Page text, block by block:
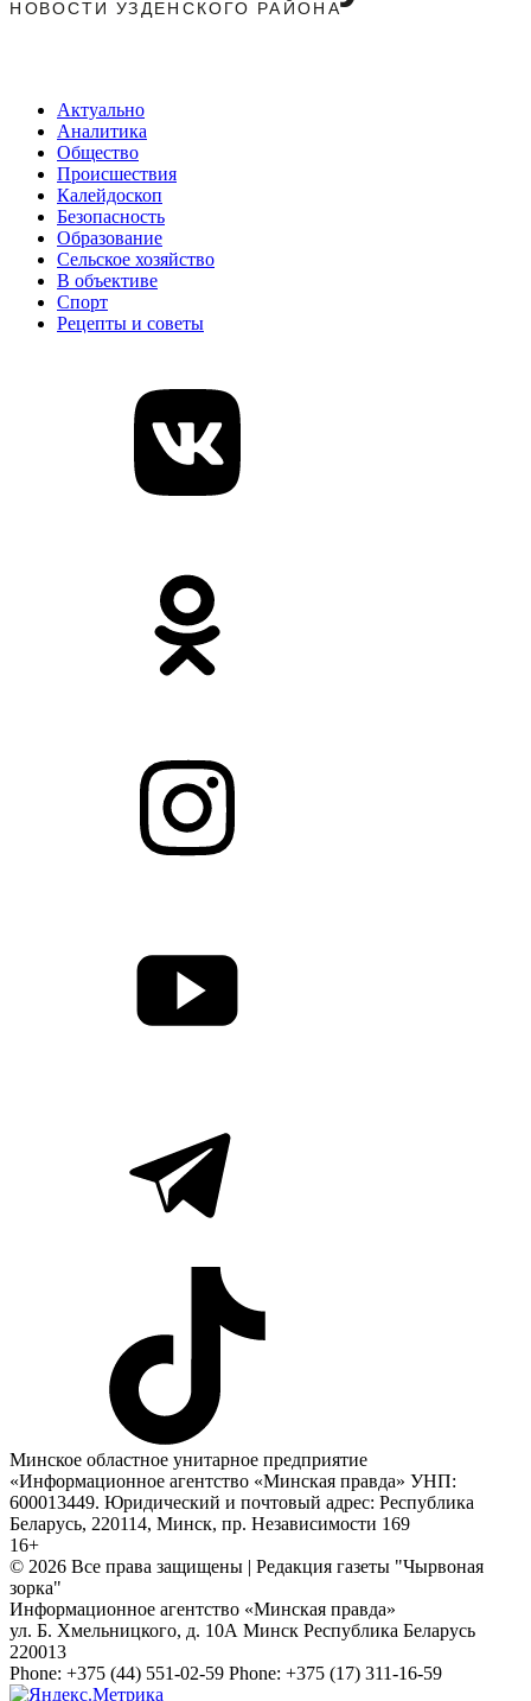
Актуально
Аналитика
Общество
Происшествия
Калейдоскоп
Безопасность
Образование
Сельское хозяйство
В объективе
Спорт
Рецепты и советы
Минское областное унитарное предприятие
«Информационное агентство «Минская правда» УНП:
600013449. Юридический и почтовый адрес: Республика
Беларусь, 220114, Минск, пр. Независимости 169
16+
© 2026 Все права защищены | Редакция газеты "Чырвоная
зорка"
Информационное агентство «Минская правда»
ул. Б. Хмельницкого, д. 10А Минск Республика Беларусь
220013
Phone: +375 (44) 551-02-59 Phone: +375 (17) 311-16-59